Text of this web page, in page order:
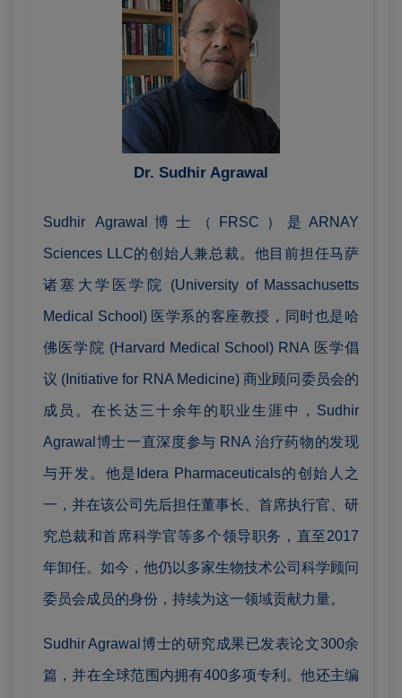
Dr. Sudhir Agrawal
Sudhir Agrawal博士（FRSC）是ARNAY
Sciences LLC的创始人兼总裁。他目前担任马萨
诸塞大学医学院 (University of Massachusetts
Medical School) 医学系的客座教授，同时也是哈
佛医学院 (Harvard Medical School) RNA 医学倡
议 (Initiative for RNA Medicine) 商业顾问委员会的
成员。在长达三十余年的职业生涯中，Sudhir
Agrawal博士一直深度参与 RNA 治疗药物的发现
与开发。他是Idera Pharmaceuticals的创始人之
一，并在该公司先后担任董事长、首席执行官、研
究总裁和首席科学官等多个领导职务，直至2017
年卸任。如今，他仍以多家生物技术公司科学顾问
委员会成员的身份，持续为这一领域贡献力量。
Sudhir Agrawal博士的研究成果已发表论文300余
篇，并在全球范围内拥有400多项专利。他还主编